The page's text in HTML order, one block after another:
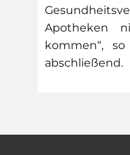
Apotheken
kommen“,
abschließend.